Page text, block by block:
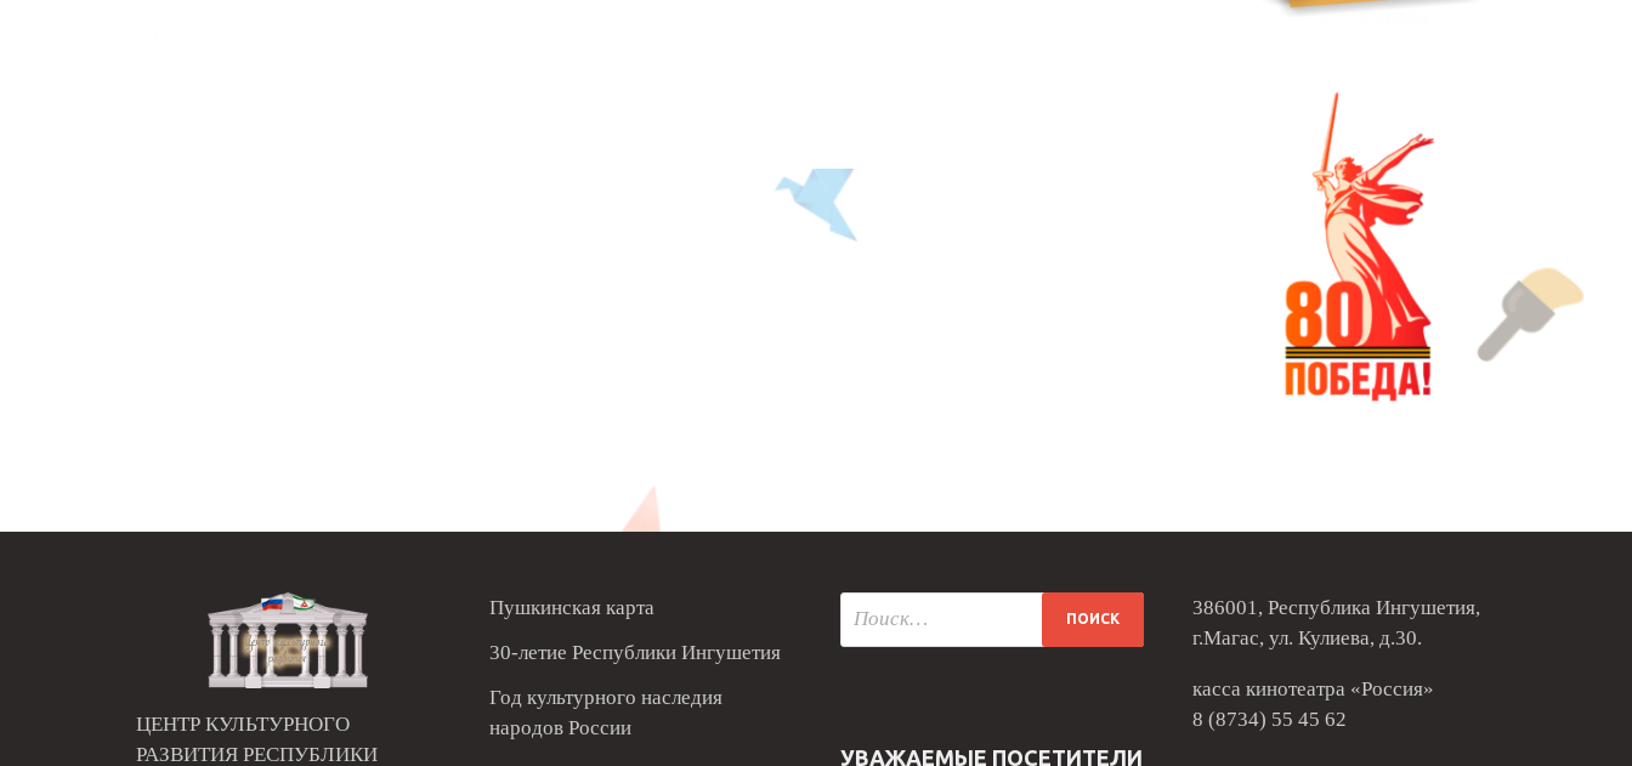
ЦЕНТР КУЛЬТУРНОГО
РАЗВИТИЯ РЕСПУБЛИКИ
Пушкинская карта
30-летие Республики Ингушетия
Год культурного наследия
народов России
УВАЖАЕМЫЕ ПОСЕТИТЕЛИ
386001, Республика Ингушетия,
г.Магас, ул. Кулиева, д.30.
касса кинотеатра «Россия»
8 (8734) 55 45 62